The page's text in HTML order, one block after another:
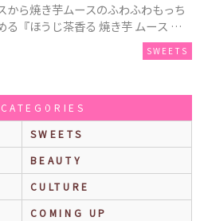
から焼き芋ムースのふわふわもっち
る『ほうじ茶香る 焼き芋 ムース テ
発売！大好評の『チョコレート ムー
SWEETS
SWEETS
BEAUTY
CULTURE
COMING UP